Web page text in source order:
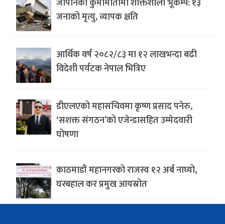
जनाको मृत्यु, व्यापक क्षति
आर्थिक वर्ष २०८२/८३ मा १२ लाखभन्दा बढी
विदेशी पर्यटक नेपाल भित्रिए
डीएलएको महासचिवमा कृष्ण प्रसाद पनेरु,
‘सशक्त संगठन’को एजेन्डासहित उम्मेदवारी
घोषणा
काठमाडौं महानगरको राजस्व १२ अर्ब नाघ्यो,
घरबहाल कर प्रमुख आयस्रोत